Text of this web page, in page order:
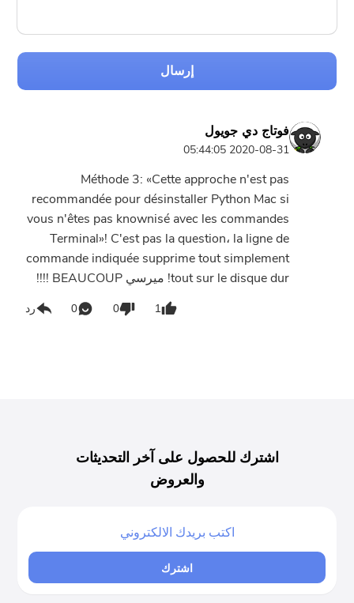
إرسال
فوتاج دي جويول
2020-08-31 05:44:05
Méthode 3: «Cette approche n'est pas
recommandée pour désinstaller Python Mac si
vous n'êtes pas knownisé avec les commandes
Terminal»! C'est pas la question، la ligne de
commande indiquée supprime tout simplement
tout sur le disque dur! ميرسي BEAUCOUP !!!!
1
0
0 رد
اشترك للحصول على آخر التحديثات
والعروض
اشترك